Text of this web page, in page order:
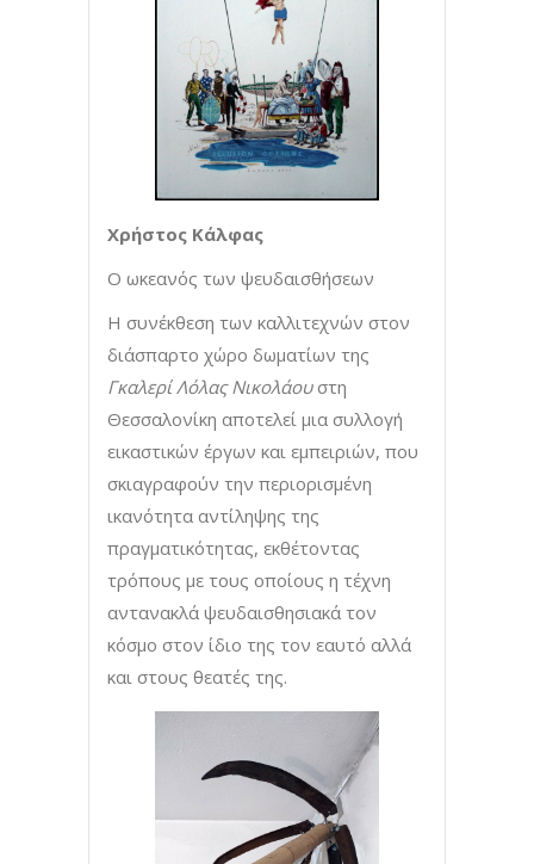
Χρήστος Κάλφας
Ο ωκεανός των ψευδαισθήσεων
Η συνέκθεση των καλλιτεχνών στον
διάσπαρτο χώρο δωματίων της
Γκαλερί Λόλας Νικολάουστη
Θεσσαλονίκη αποτελεί μια συλλογή
εικαστικών έργων και εμπειριών, που
σκιαγραφούν την περιορισμένη
ικανότητα αντίληψης της
πραγματικότητας, εκθέτοντας
τρόπους με τους οποίους η τέχνη
αντανακλά ψευδαισθησιακά τον
κόσμο στον ίδιο της τον εαυτό αλλά
και στους θεατές της.